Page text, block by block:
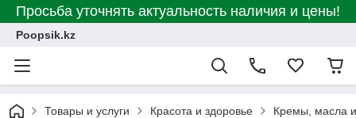
Просьба уточнять актуальность наличия и цены!
Poopsik.kz
Товары и услуги Красота и здоровье Кремы, масла